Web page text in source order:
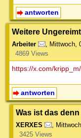
antworten
Weitere
Arbeiter , Mittwoch,
4869 Views
https://x.com/
antworten
Was ist das
XERXES ,
3425 Views